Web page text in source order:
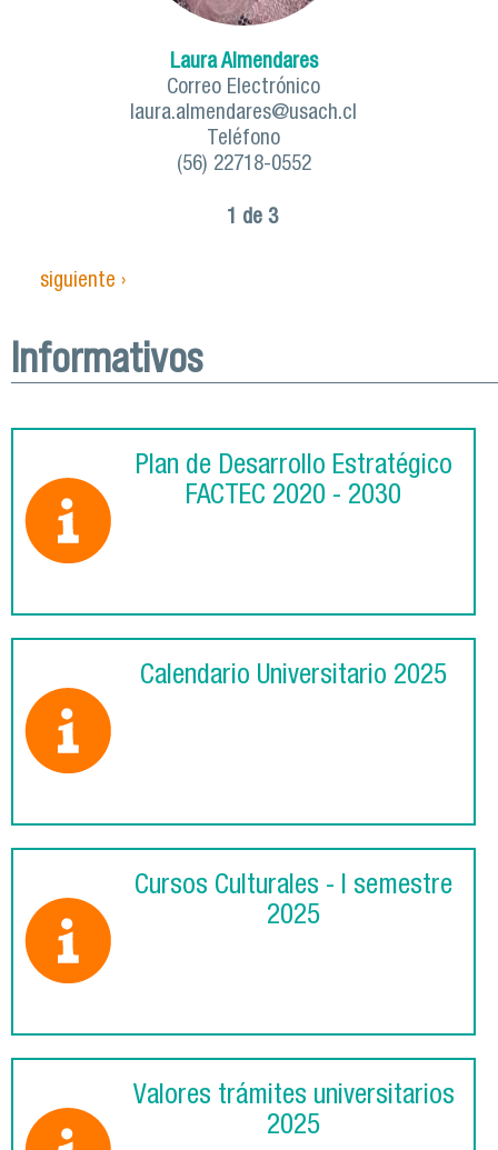
Laura Almendares
Correo Electrónico
laura.almendares@usach.cl
Teléfono
(56) 22718-0552
1 de 3
siguiente ›
Informativos
Plan de Desarrollo Estratégico
FACTEC 2020 - 2030
Calendario Universitario 2025
Cursos Culturales - I semestre
2025
Valores trámites universitarios
2025